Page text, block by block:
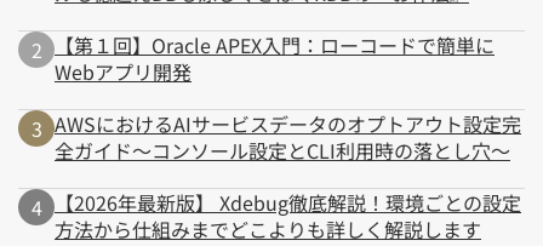
【第１回】Oracle APEX入門：ローコードで簡単に
Webアプリ開発
AWSにおけるAIサービスデータのオプトアウト設定完
全ガイド～コンソール設定とCLI利用時の落とし穴～
【2026年最新版】 Xdebug徹底解説！環境ごとの設定
方法から仕組みまでどこよりも詳しく解説します